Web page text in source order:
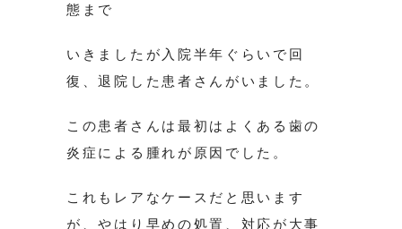
態まで
いきましたが入院半年ぐらいで回
復、退院した患者さんがいました。
この患者さんは最初はよくある歯の
炎症による腫れが原因でした。
これもレアなケースだと思います
が、やはり早めの処置、対応が大事